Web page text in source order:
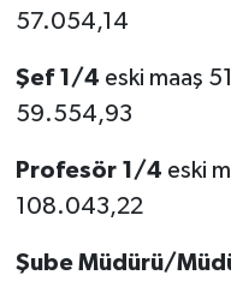
57.054,14
Şef 1/4 eski maaş
59.554,93
Profesör 1/4 eski
108.043,22
Şube Müdürü/